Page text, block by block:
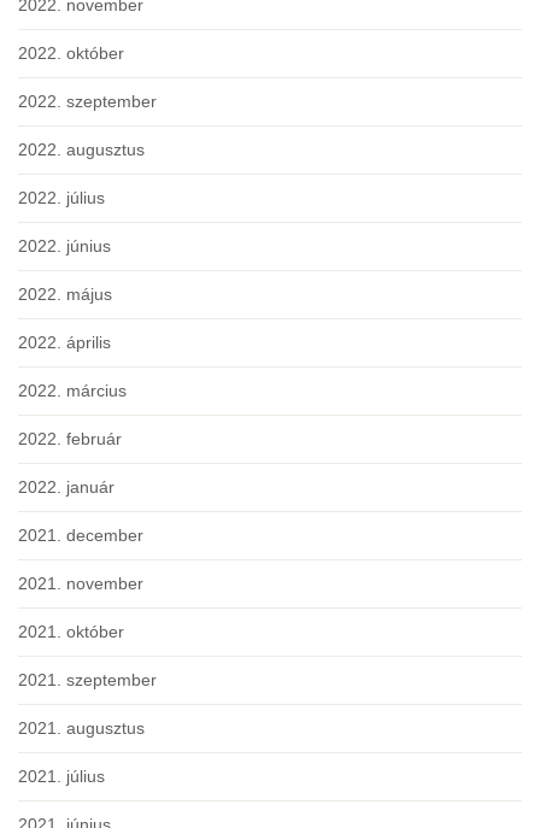
2022. november
2022. október
2022. szeptember
2022. augusztus
2022. július
2022. június
2022. május
2022. április
2022. március
2022. február
2022. január
2021. december
2021. november
2021. október
2021. szeptember
2021. augusztus
2021. július